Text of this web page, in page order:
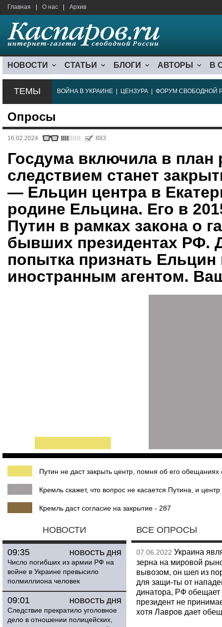
Главная О нас Архив
НОВОСТИ СТАТЬИ БЛОГИ АВТОРЫ В
ТЕМЫ ВОЙНА В УКРАИНЕ ЦЕНЗУРА ФОРУМ СВОБОДНОЙ
Опросы
16.02.2024 883
Госдума включила в план
следствием станет
— Ельцин центра в
родине Ельцина. Его в
Путин в рамках закона о
бывших президентах РФ.
попытка признать Ельцин
иностранным агентом.
Путин не даст закрыть центр, помня об его обещаниях
Кремль скажет, что вопрос не касается Путина, и
Кремль даст согласие на закрытие - 287
НОВОСТИ
НОВОСТЬ ДНЯ
09:35
Число погибших из армии РФ на
войне в Украине превысило
полмиллиона человек
НОВОСТЬ ДНЯ
09:01
Следствие прекратило уголовное
дело в отношении полицейских,
ВСЕ ОПРОСЫ
07.06.2022 Украина
зерна на мировой
вывозом, он шел из
для защи-ты от
динатора, РФ обещает
президент не
хотя Лавров дает